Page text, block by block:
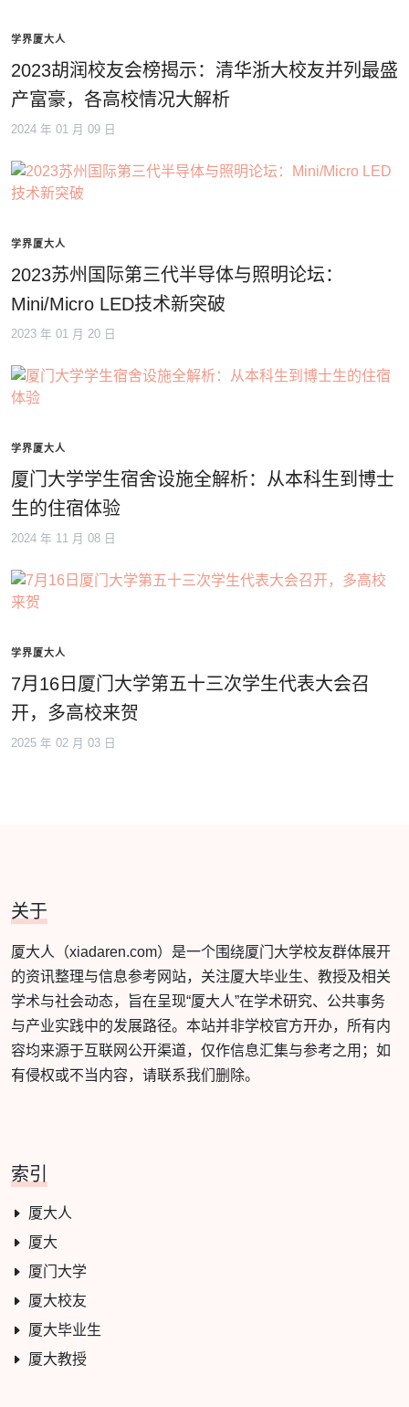
学界厦大人
2023胡润校友会榜揭示：清华浙大校友并列最盛
产富豪，各高校情况大解析
2024 年 01 月 09 日
学界厦大人
2023苏州国际第三代半导体与照明论坛：
Mini/Micro LED技术新突破
2023 年 01 月 20 日
学界厦大人
厦门大学学生宿舍设施全解析：从本科生到博士
生的住宿体验
2024 年 11 月 08 日
学界厦大人
7月16日厦门大学第五十三次学生代表大会召
开，多高校来贺
2025 年 02 月 03 日
关于
厦大人（xiadaren.com）是一个围绕厦门大学校友群体展开
的资讯整理与信息参考网站，关注厦大毕业生、教授及相关
学术与社会动态，旨在呈现“厦大人”在学术研究、公共事务
与产业实践中的发展路径。本站并非学校官方开办，所有内
容均来源于互联网公开渠道，仅作信息汇集与参考之用；如
有侵权或不当内容，请联系我们删除。
索引
厦大人
厦大
厦门大学
厦大校友
厦大毕业生
厦大教授